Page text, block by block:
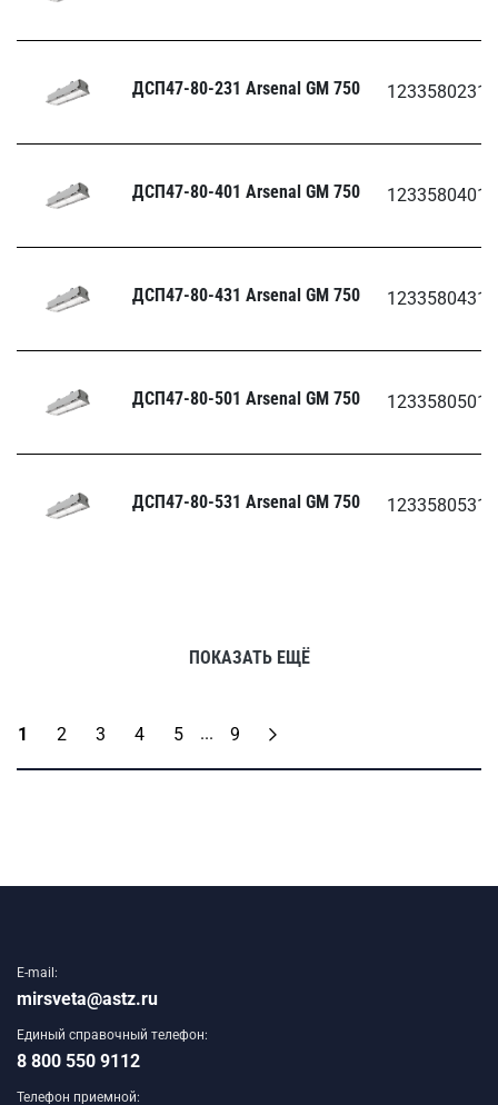
ДСП47-80-231 Arsenal GM 750
ДСП47-80-401 Arsenal GM 750
ДСП47-80-431 Arsenal GM 750
ДСП47-80-501 Arsenal GM 750
ДСП47-80-531 Arsenal GM 750
ПОКАЗАТЬ ЕЩЁ
1 2 3 4 5 ... 9
E-mail:
mirsveta@astz.ru
Единый справочный телефон:
8 800 550 9112
Телефон приемной: